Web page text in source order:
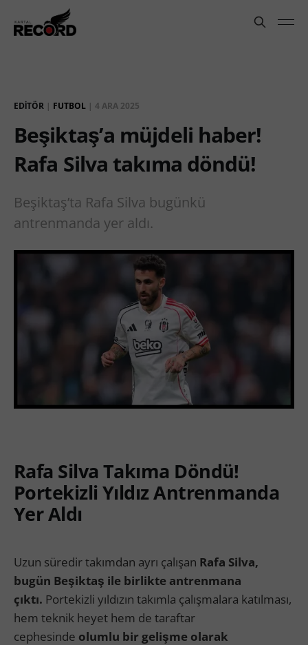
EDITÖR | FUTBOL | 4 ARA 2025
Beşiktaş’a müjdeli haber!
Rafa Silva takıma döndü!
Beşiktaş’ta Rafa Silva bugünkü
antrenmanda yer aldı.
Rafa Silva Takıma Döndü!
Portekizli Yıldız Antrenmanda
Yer Aldı
Uzun süredir takımdan ayrı çalışan Rafa Silva,
bugün Beşiktaş ile birlikte antrenmana
çıktı. Portekizli yıldızın takımla çalışmalara katılması,
hem teknik heyet hem de taraftar
cephesinde olumlu bir gelişme olarak